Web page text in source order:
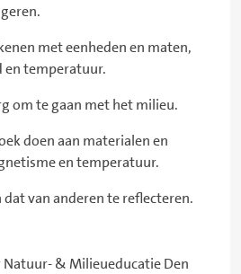
met eenheden en maten,
en temperatuur.
om te gaan met het milieu.
doen aan materialen en
en temperatuur.
van anderen te reflecteren.
& Milieueducatie Den